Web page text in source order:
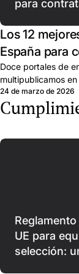
para
Los 12
España para
Doce portales de
multipublicamos
remoto. Para qué
24 de marzo de 2026
UE para
selección: